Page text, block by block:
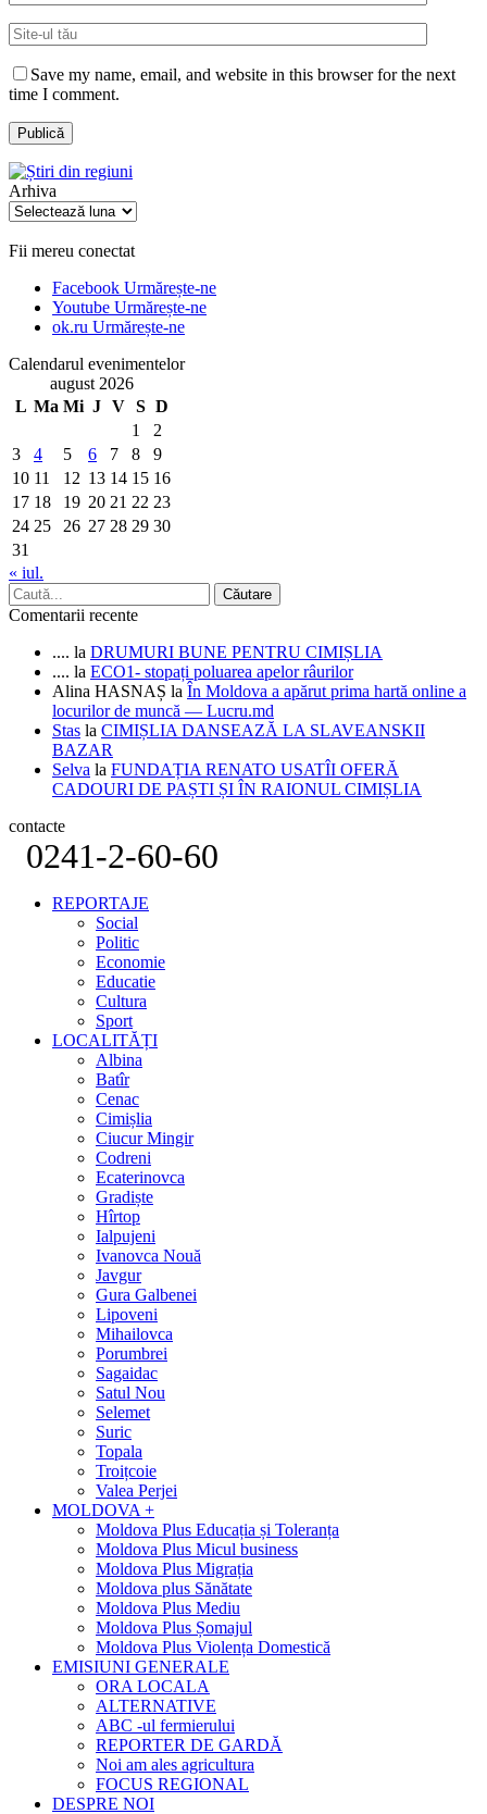
Save my name, email, and website in this browser for the next
time I comment.
Arhiva
Arhiva
Fii mereu conectat
Facebook Urmărește-ne
Youtube Urmărește-ne
ok.ru Urmărește-ne
Calendarul evenimentelor
august 2026
L Ma Mi J V S D
1
2
3
4 5 6 7 8
9
10 11 12 13 14 15 16
17 18 19 20 21 22 23
24 25 26 27 28 29 30
31
« iul.
Comentarii recente
.... la DRUMURI BUNE PENTRU CIMIȘLIA
.... la ECO1- stopați poluarea apelor râurilor
Alina HASNAȘ la În Moldova a apărut prima hartă online a
locurilor de muncă — Lucru.md
Stas la CIMIȘLIA DANSEAZĂ LA SLAVEANSKII
BAZAR
Selva la FUNDAȚIA RENATO USATÎI OFERĂ
CADOURI DE PAȘTI ȘI ÎN RAIONUL CIMIȘLIA
contacte
0241-2-60-60
REPORTAJE
Social
Politic
Economie
Educatie
Cultura
Sport
LOCALITĂȚI
Albina
Batîr
Cenac
Cimișlia
Ciucur Mingir
Codreni
Ecaterinovca
Gradiște
Hîrtop
Ialpujeni
Ivanovca Nouă
Javgur
Gura Galbenei
Lipoveni
Mihailovca
Porumbrei
Sagaidac
Satul Nou
Selemet
Suric
Topala
Troițcoie
Valea Perjei
MOLDOVA +
Moldova Plus Educația și Toleranța
Moldova Plus Micul business
Moldova Plus Migrația
Moldova plus Sănătate
Moldova Plus Mediu
Moldova Plus Șomajul
Moldova Plus Violența Domestică
EMISIUNI GENERALE
ORA LOCALA
ALTERNATIVE
ABC -ul fermierului
REPORTER DE GARDĂ
Noi am ales agricultura
FOCUS REGIONAL
DESPRE NOI